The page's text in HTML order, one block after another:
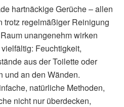
hartnäckige Gerüche – allen
trotz regelmäßiger Reinigung
unangenehm wirken
Feuchtigkeit,
aus der Toilette oder
und an den Wänden.
natürliche Methoden,
nicht nur überdecken,